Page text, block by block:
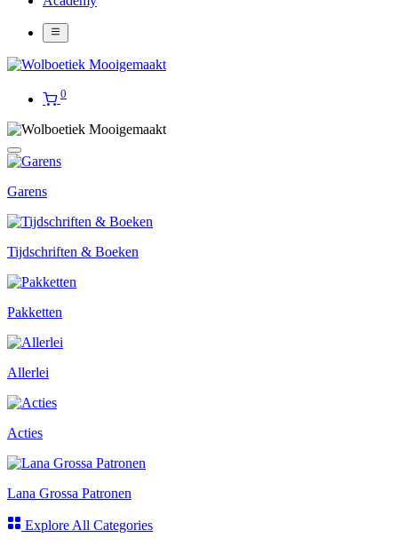
0
Garens
Tijdschriften & Boeken
Pakketten
Allerlei
Acties
Lana Grossa Patronen
Explore All Categories